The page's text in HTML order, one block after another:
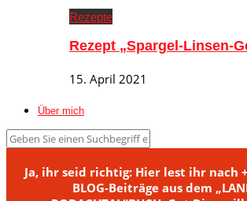
Rezepte
Rezept „Spargel-Linsen-
15. April 2021
Über mich
Ja, ihr seid richtig: Hier lest ihr nach
BLOG-Beiträge aus dem